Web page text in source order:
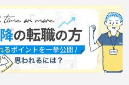
と休息を取りな
けます。
っており、定年
度のもとで、ご
活躍できます。